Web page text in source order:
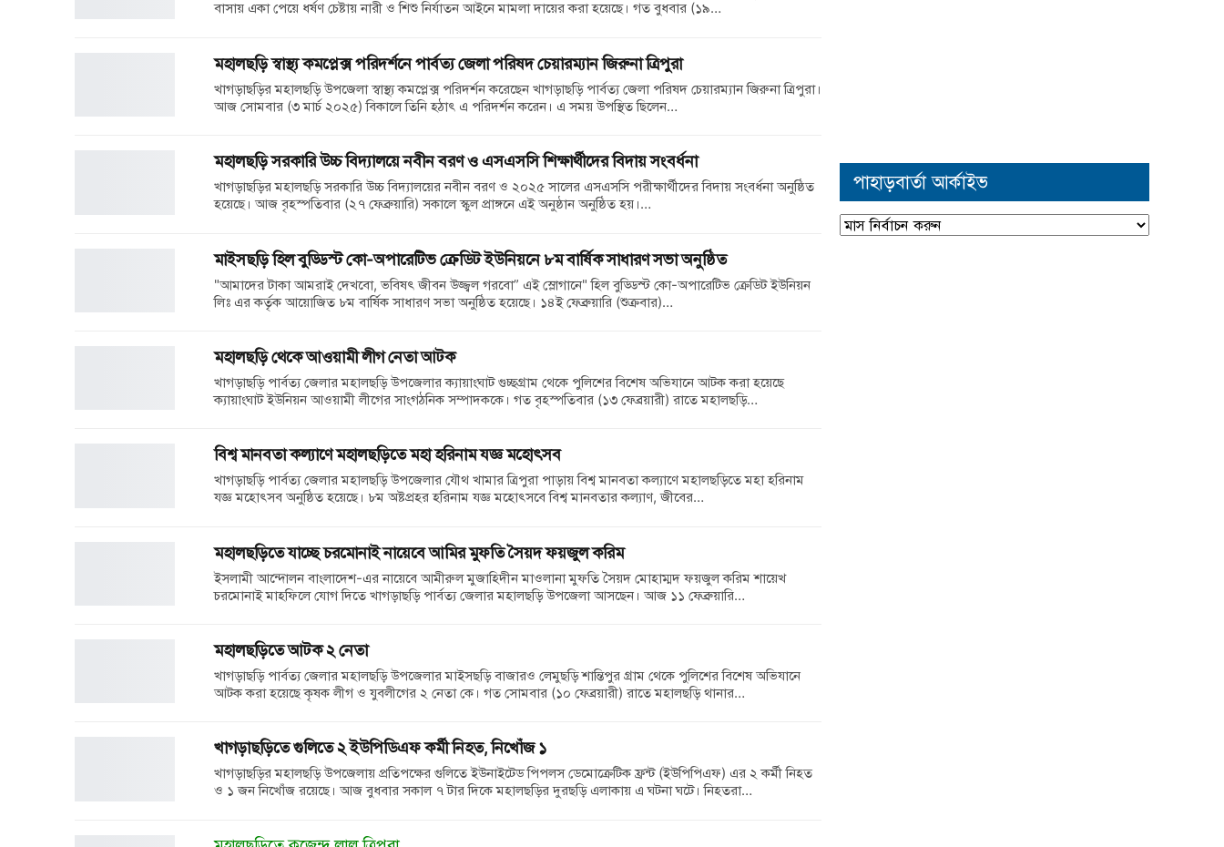
বাসায় একা পেয়ে ধর্ষণ চেষ্টায় নারী ও শিশু নির্যাতন আইনে মামলা দায়ের করা হয়েছে। গত বুধবার (১৯…
মহালছড়ি স্বাস্থ্য কমপ্লেক্স পরিদর্শনে পার্বত্য জেলা পরিষদ চেয়ারম্যান জিরুনা ত্রিপুরা
খাগড়াছড়ির মহালছড়ি উপজেলা স্বাস্থ্য কমপ্লেক্স পরিদর্শন করেছেন খাগড়াছড়ি পার্বত্য জেলা পরিষদ চেয়ারম্যান জিরুনা ত্রিপুরা।
আজ সোমবার (৩ মার্চ ২০২৫) বিকালে তিনি হঠাৎ এ পরিদর্শন করেন। এ সময় উপস্থিত ছিলেন…
মহালছড়ি সরকারি উচ্চ বিদ্যালয়ে নবীন বরণ ও এসএসসি শিক্ষার্থীদের বিদায় সংবর্ধনা
খাগড়াছড়ির মহালছড়ি সরকারি উচ্চ বিদ্যালয়ের নবীন বরণ ও ২০২৫ সালের এসএসসি পরীক্ষার্থীদের বিদায় সংবর্ধনা অনুষ্ঠিত
হয়েছে। আজ বৃহস্পতিবার (২৭ ফেব্রুয়ারি) সকালে স্কুল প্রাঙ্গনে এই অনুষ্ঠান অনুষ্ঠিত হয়।…
মাইসছড়ি হিল বুড্ডিস্ট কো-অপারেটিভ ক্রেডিট ইউনিয়নে ৮ম বার্ষিক সাধারণ সভা অনুষ্ঠিত
"আমাদের টাকা আমরাই দেখবো, ভবিষৎ জীবন উজ্জ্বল গরবো” এই স্লোগানে" হিল বুড্ডিস্ট কো-অপারেটিভ ক্রেডিট ইউনিয়ন
লিঃ এর কর্তৃক আয়োজিত ৮ম বার্ষিক সাধারণ সভা অনুষ্ঠিত হয়েছে। ১৪ই ফেব্রুয়ারি (শুক্রবার)…
মহালছড়ি থেকে আওয়ামী লীগ নেতা আটক
খাগড়াছড়ি পার্বত্য জেলার মহালছড়ি উপজেলার ক্যায়াংঘাট গুচ্ছগ্রাম থেকে পুলিশের বিশেষ অভিযানে আটক করা হয়েছে
ক্যায়াংঘাট ইউনিয়ন আওয়ামী লীগের সাংগঠনিক সম্পাদককে। গত বৃহস্পতিবার (১৩ ফেব্রয়ারী) রাতে মহালছড়ি…
বিশ্ব মানবতা কল্যাণে মহালছড়িতে মহা হরিনাম যজ্ঞ মহোৎসব
খাগড়াছড়ি পার্বত্য জেলার মহালছড়ি উপজেলার যৌথ খামার ত্রিপুরা পাড়ায় বিশ্ব মানবতা কল্যাণে মহালছড়িতে মহা হরিনাম
যজ্ঞ মহোৎসব অনুষ্ঠিত হয়েছে। ৮ম অষ্টপ্রহর হরিনাম যজ্ঞ মহোৎসবে বিশ্ব মানবতার কল্যাণ, জীবের…
মহালছড়িতে যাচ্ছে চরমোনাই নায়েবে আমির মুফতি সৈয়দ ফয়জুল করিম
ইসলামী আন্দোলন বাংলাদেশ-এর নায়েবে আমীরুল মুজাহিদীন মাওলানা মুফতি সৈয়দ মোহাম্মদ ফয়জুল করিম শায়েখ
চরমোনাই মাহফিলে যোগ দিতে খাগড়াছড়ি পার্বত্য জেলার মহালছড়ি উপজেলা আসছেন। আজ ১১ ফেব্রুয়ারি…
মহালছড়িতে আটক ২ নেতা
খাগড়াছড়ি পার্বত্য জেলার মহালছড়ি উপজেলার মাইসছড়ি বাজারও লেমুছড়ি শান্তিপুর গ্রাম থেকে পুলিশের বিশেষ অভিযানে
আটক করা হয়েছে কৃষক লীগ ও যুবলীগের ২ নেতা কে। গত সোমবার (১০ ফেব্রয়ারী) রাতে মহালছড়ি থানার…
খাগড়াছড়িতে গুলিতে ২ ইউপিডিএফ কর্মী নিহত, নিখোঁজ ১
খাগড়াছড়ির মহালছড়ি উপজেলায় প্রতিপক্ষের গুলিতে ইউনাইটেড পিপলস ডেমোক্রেটিক ফ্রন্ট (ইউপিপিএফ) এর ২ কর্মী নিহত
ও ১ জন নিখোঁজ রয়েছে। আজ বুধবার সকাল ৭ টার দিকে মহালছড়ির দুরছড়ি এলাকায় এ ঘটনা ঘটে। নিহতরা…
পাহাড়বার্তা আর্কাইভ
পাহাড়বার্তা
আর্কাইভ